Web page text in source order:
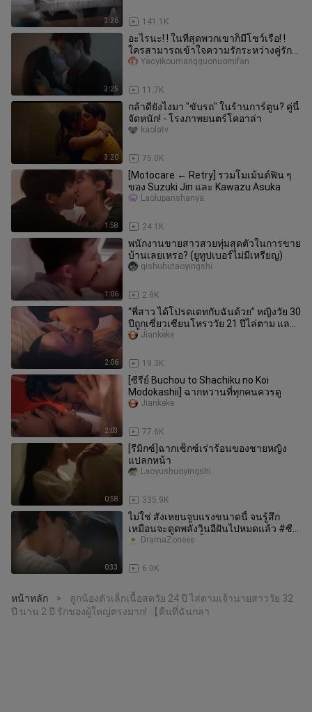
3:26 141.1K
3:25
อะไรนะ! ! ในที่สุดพวกเขาก็มีโชว์เรือ! !
ใครสามารถเข้าใจความรักระหว่างคู่รัก
วัยเด็กสองคนโดยไม่ต้องเดา
11.7K
Yaoyikoumangguonuomifan
3:20
กล้าดียังไงมา "ขับรถ" ในร้านการ์ตูน? คู่นี้
จัดหนัก! - โรงภาพยนตร์โคอาล่า
75.0K
kaolatv
1:58
[Motocare ← Retry] รวมโมเม้นต์ฟิน ๆ
ของ​ Suzuki Jin และ Kawazu Asuka
24.1K
Laolupanshanya
1:06
พนักงานขายสาวสวยทุ่มสุดตัวในการขาย
บ้านเลยเหรอ? (ยูทูปเบอร์ไม่มีเหรียญ)
2.8K
qishuhutaoyingshi
2:06
“พี่สาว ได้โปรดเดทกับฉันด้วย” หญิงวัย 30
ปีถูกเซี่ยวเซียนโหรววัย 21 ปีไล่ตาม และ
ในที่สุดก็เข้าใจความ
19.3K
Jiankeke
2:03
[ซีรีย์ Buchou to Shachiku no Koi
Modokashii] ฉากหวานที่ทุกคนควรดู
77.6K
Jiankeke
0:58
[รีมิกซ์]ฉากเซ็กซ์เร่าร้อนของชายหญิง
แปลกหน้า
335.9K
Laoyushuoyingshi
0:33
ไม่ใช่ สังเหยนจูบแรงขนาดนี้ จนรู้สึก
เหมือนจะดูดพลังวินอีฝันไปหมดแล้ว #ซี
รีส์จีบผัวยาก#ไป๋จิ้งถิงจางร
6.0K
DramaZoneee
หน้าหลัก >
ลูกน้องตัวเล็กเนื้อสดวัย 24 ปี ไล่ตามเจ้านายสาววัย 32
ปี นาน 2 ปี รักของผู้ใหญ่ตรงมาก! 【คืนที่ฉันกลา